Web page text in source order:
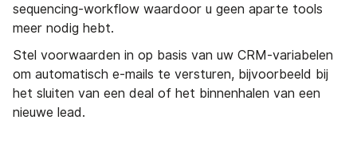
sequencing-workflow waardoor u geen aparte tools
meer nodig hebt.
Stel voorwaarden in op basis van uw CRM-variabelen
om automatisch e-mails te versturen, bijvoorbeeld bij
het sluiten van een deal of het binnenhalen van een
nieuwe lead.